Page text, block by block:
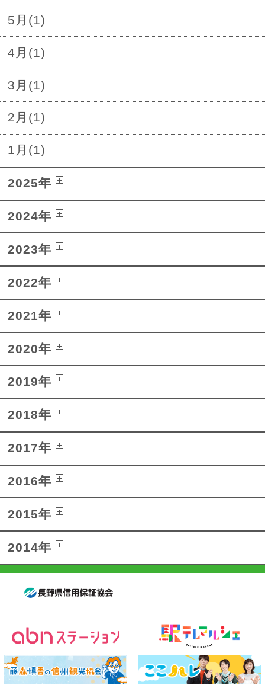
5月(1)
4月(1)
3月(1)
2月(1)
1月(1)
2025年
2024年
2023年
2022年
2021年
2020年
2019年
2018年
2017年
2016年
2015年
2014年